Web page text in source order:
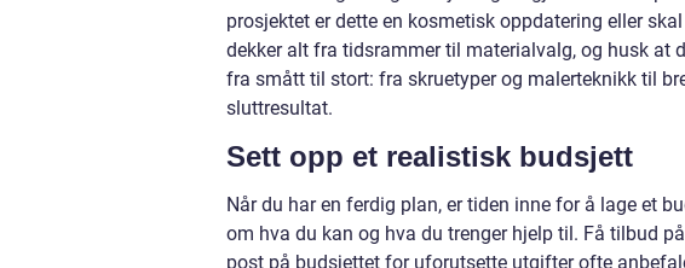
prosjektet er dette en kosmetisk oppdatering eller
dekker alt fra tidsrammer til materialvalg, og husk at
fra smått til stort: fra skruetyper og malerteknikk til
sluttresultat.
Sett opp et realistisk budsjett
Når du har en ferdig plan, er tiden inne for å lage et
om hva du kan og hva du trenger hjelp til. Få tilbud
post på budsjettet for uforutsette utgifter ofte